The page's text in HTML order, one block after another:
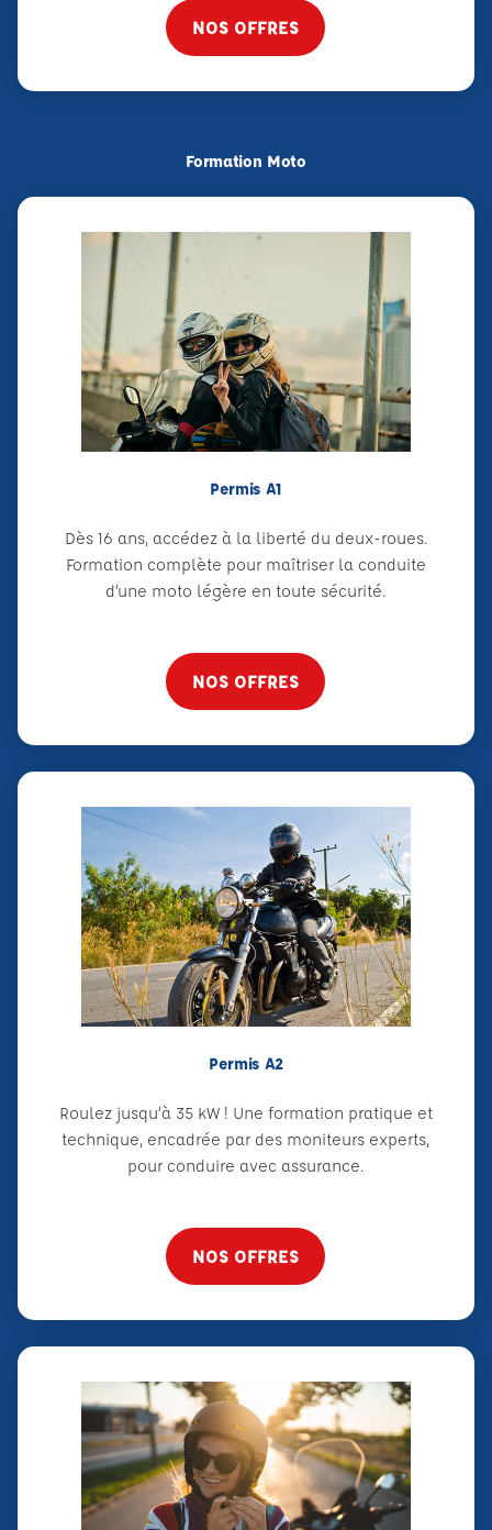
NOS OFFRES
Formation Moto
Permis A1
Dès 16 ans, accédez à la liberté du deux-roues.
Formation complète pour maîtriser la conduite
d’une moto légère en toute sécurité.
NOS OFFRES
Permis A2
Roulez jusqu’à 35 kW ! Une formation pratique et
technique, encadrée par des moniteurs experts,
pour conduire avec assurance.
NOS OFFRES